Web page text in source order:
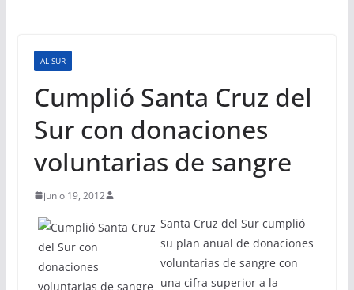
AL SUR
Cumplió Santa Cruz del
Sur con donaciones
voluntarias de sangre
junio 19, 2012
Santa Cruz del Sur cumplió
su plan anual de donaciones
voluntarias de sangre con
una cifra superior a la